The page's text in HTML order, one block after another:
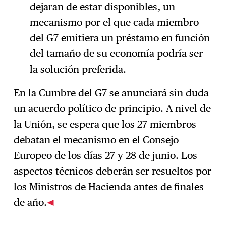
dejaran de estar disponibles, un
mecanismo por el que cada miembro
del G7 emitiera un préstamo en función
del tamaño de su economía podría ser
la solución preferida.
En la Cumbre del G7 se anunciará sin duda
un acuerdo político de principio. A nivel de
la Unión, se espera que los 27 miembros
debatan el mecanismo en el Consejo
Europeo de los días 27 y 28 de junio. Los
aspectos técnicos deberán ser resueltos por
los Ministros de Hacienda antes de finales
de año.